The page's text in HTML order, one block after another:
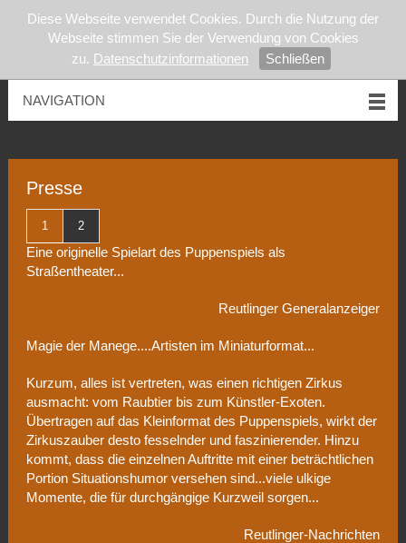
Diese Webseite verwendet Cookies. Durch die Nutzung der
Webseite stimmen Sie der Verwendung von Cookies
zu. Datenschutzinformationen Schließen
NAVIGATION
Presse
1 2
Eine originelle Spielart des Puppenspiels als
Straßentheater...
Reutlinger Generalanzeiger
Magie der Manege....Artisten im Miniaturformat...
Kurzum, alles ist vertreten, was einen richtigen Zirkus
ausmacht: vom Raubtier bis zum Künstler-Exoten.
Übertragen auf das Kleinformat des Puppenspiels, wirkt der
Zirkuszauber desto fesselnder und faszinierender. Hinzu
kommt, dass die einzelnen Auftritte mit einer beträchtlichen
Portion Situationshumor versehen sind...viele ulkige
Momente, die für durchgängige Kurzweil sorgen...
Reutlinger-Nachrichten